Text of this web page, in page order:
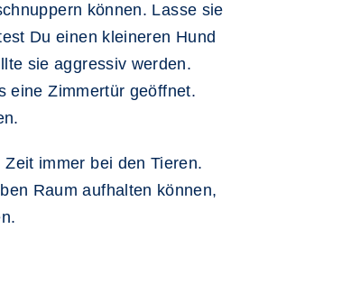
können. Lasse sie
Du einen kleineren Hund
sie aggressiv werden.
eine Zimmertür geöffnet.
immer bei den Tieren.
Raum aufhalten können,